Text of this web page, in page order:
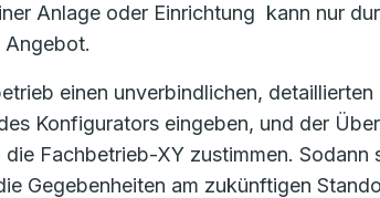
Anlage oder Einrichtung kann nur
Angebot.
einen unverbindlichen,
Konfigurators eingeben, und der
Fachbetrieb-XY zustimmen. Sodann
Gegebenheiten am zukünftigen